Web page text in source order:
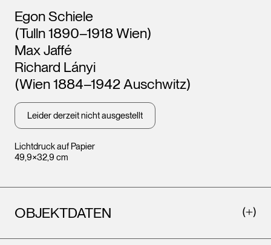
Lichtdruck auf Papier
49,9×32,9 cm
Künstler*innen
Egon Schiele
(Tulln 1890–1918 Wien)
Max Jaffé
Richard Lányi
(Wien 1884–1942 Auschwitz)
Leider derzeit nicht ausgestellt
OBJEKTDATEN